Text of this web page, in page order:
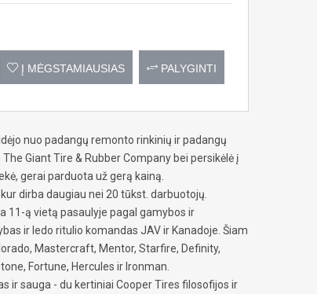
Į MĖGSTAMIAUSIAS PALYGINTI
nuo padangų remonto rinkinių ir padangų
Giant Tire & Rubber Company bei persikėlė į
gerai parduota už gerą kainą.
dirba daugiau nei 20 tūkst. darbuotojų.
11-ą vietą pasaulyje pagal gamybos ir
ir ledo ritulio komandas JAV ir Kanadoje. Šiam
Mastercraft, Mentor, Starfire, Definity,
Fortune, Hercules ir Ironman.
ir sauga - du kertiniai Cooper Tires filosofijos ir